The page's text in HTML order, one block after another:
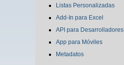
Listas Personalizadas
Add-In para Excel
API para Desarrolladores
App para Móviles
Metadatos